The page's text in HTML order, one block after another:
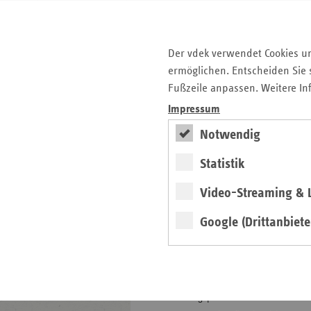
Der vdek verwendet Cookies
ermöglichen. Entscheiden
Fußzeile anpassen. Weitere
Impressum
Notwendig
Statistik
Video-Streaming &
Google
Expertenstandards Pflege
Pflegebedürftigkeitsbegriff
Pflegelotse
Prävention in stationären
Spezialisierte ambulante
Palliativversorgung (SAPV)
Förderbeträge
Pflegeeinrichtungen